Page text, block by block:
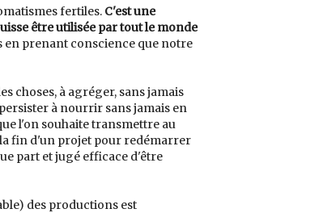
fertiles. C'est une
être utilisée par tout le monde
en prenant conscience que notre
choses, à agréger, sans jamais
à nourrir sans jamais en
l'on souhaite transmettre au
fin d'un projet pour redémarrer
part et jugé efficace d'être
des productions est